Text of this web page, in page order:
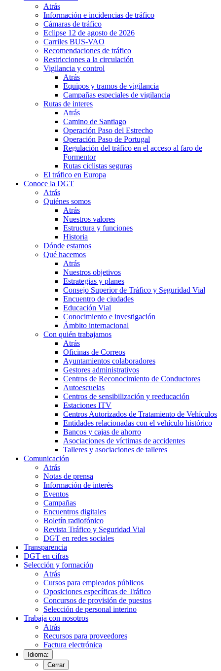
Atrás
Información e incidencias de tráfico
Cámaras de tráfico
Eclipse 12 de agosto de 2026
Carriles BUS-VAO
Recomendaciones de tráfico
Restricciones a la circulación
Vigilancia y control
Atrás
Equipos y tramos de vigilancia
Campañas especiales de vigilancia
Rutas de interes
Atrás
Camino de Santiago
Operación Paso del Estrecho
Operación Paso de Portugal
Regulación del tráfico en el acceso al faro de
Formentor
Rutas ciclistas seguras
El tráfico en Europa
Conoce la DGT
Atrás
Quiénes somos
Atrás
Nuestros valores
Estructura y funciones
Historia
Dónde estamos
Qué hacemos
Atrás
Nuestros objetivos
Estrategias y planes
Consejo Superior de Tráfico y Seguridad Vial
Encuentro de ciudades
Educación Vial
Conocimiento e investigación
Ámbito internacional
Con quién trabajamos
Atrás
Oficinas de Correos
Ayuntamientos colaboradores
Gestores administrativos
Centros de Reconocimiento de Conductores
Autoescuelas
Centros de sensibilización y reeducación
Estaciones ITV
Centros Autorizados de Tratamiento de Vehículos
Entidades relacionadas con el vehículo histórico
Bancos y cajas de ahorro
Asociaciones de víctimas de accidentes
Talleres y asociaciones de talleres
Comunicación
Atrás
Notas de prensa
Información de interés
Eventos
Campañas
Encuentros digitales
Boletín radiofónico
Revista Tráfico y Seguridad Vial
DGT en redes sociales
Transparencia
DGT en cifras
Selección y formación
Atrás
Cursos para empleados públicos
Oposiciones específicas de Tráfico
Concursos de provisión de puestos
Selección de personal interino
Trabaja con nosotros
Atrás
Recursos para proveedores
Factura electrónica
Idioma:
Cerrar